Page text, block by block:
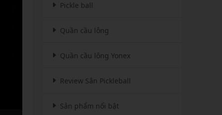
Pickle ball
Quần cầu lông
Quần cầu lông Yonex
Review Sân Pickleball
Sản phẩm nổi bật